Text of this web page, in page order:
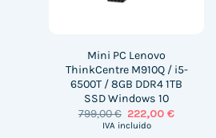
Mini PC Lenovo
ThinkCentre M910Q / i5-
6500T / 8GB DDR4 1TB
SSD Windows 10
799,00€ El
precio
222,00€El
IVA incluido